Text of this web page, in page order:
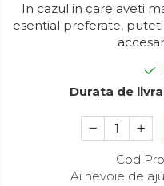
In cazul in care aveti
esential preferate,
Durata de
Cod
Ai nevoie de